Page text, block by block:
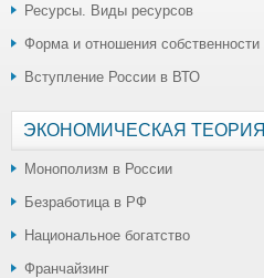
Ресурсы. Виды ресурсов
Форма и отношения собственности
Вступление России в ВТО
ЭКОНОМИЧЕСКАЯ ТЕОРИЯ
Монополизм в России
Безработица в РФ
Национальное богатство
Франчайзинг